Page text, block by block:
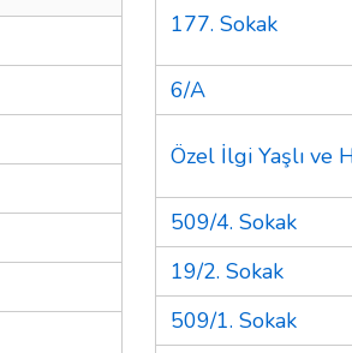
177. Sokak
6/A
Özel İlgi Yaşlı ve
509/4. Sokak
19/2. Sokak
509/1. Sokak